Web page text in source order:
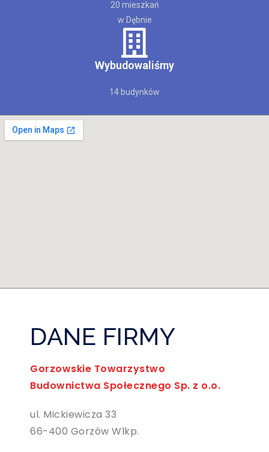
20 mieszkań
w Dębnie
Wybudowaliśmy
14 budynków
DANE FIRMY
Gorzowskie Towarzystwo
Budownictwa Społecznego Sp. z o.o.
ul. Mickiewicza 33
66-400 Gorzów Wlkp.